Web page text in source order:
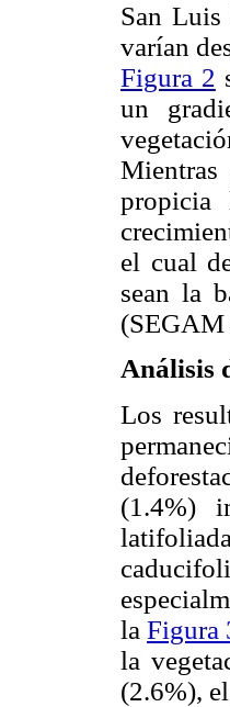
San Luis
varían
Figura 2
un
propicia
el cual
sean la
Análisis
Los
(1.4%)
laFigura
la
(2.6%),